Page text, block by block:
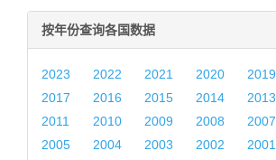
按年份查询各国数据
2023 2022 2021 2020 2019
2017
2016 2015 2014 2013
2011
2010 2009 2008 2007
2005
2004 2003 2002 2001